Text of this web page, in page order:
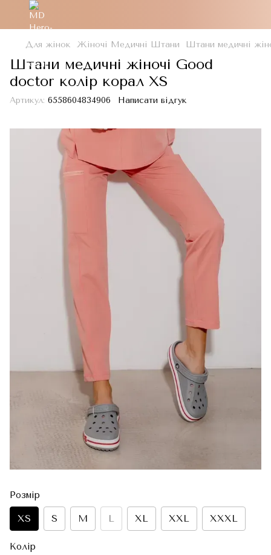
Для жінок Жіночі Медичні Штани Штани медичні
Штани медичні жіночі Good
doctor колір корал XS
Артикул: 6558604834906 Написати відгук
Розмір
XS S M L XL XXL XXXL
Колір